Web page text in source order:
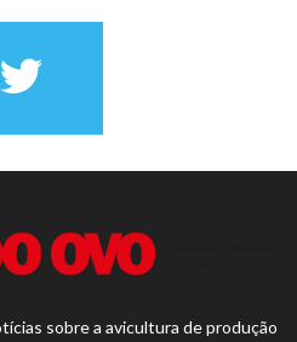
sobre a avicultura de produção